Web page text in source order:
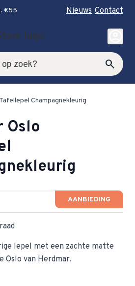
€55 Nieuws Contact
search
account_circle
Champagnekleurig
Oslo
AANBIEDING
lepel met een zachte matte
Oslo van Herdmar.